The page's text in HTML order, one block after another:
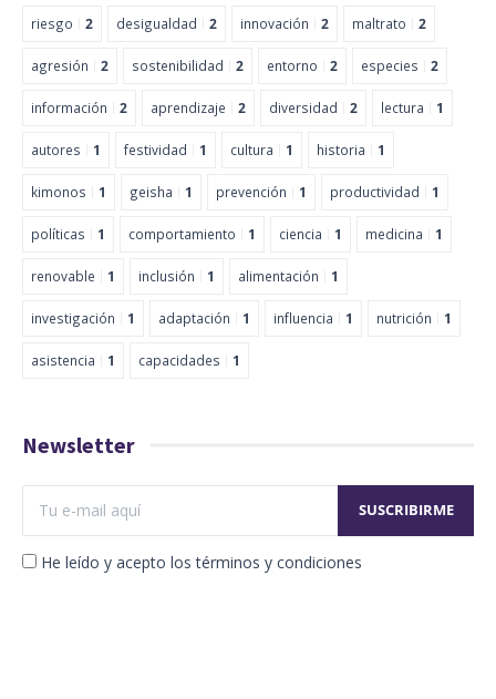
riesgo 2 desigualdad 2 innovación 2 maltrato 2
agresión 2 sostenibilidad 2 entorno 2 especies 2
información 2 aprendizaje 2 diversidad 2 lectura 1
autores 1 festividad 1 cultura 1 historia 1
kimonos 1 geisha 1 prevención 1 productividad 1
políticas 1 comportamiento 1 ciencia 1 medicina 1
renovable 1 inclusión 1 alimentación 1
investigación 1 adaptación 1 influencia 1 nutrición 1
asistencia 1 capacidades 1
Newsletter
He leído y acepto los términos y condiciones